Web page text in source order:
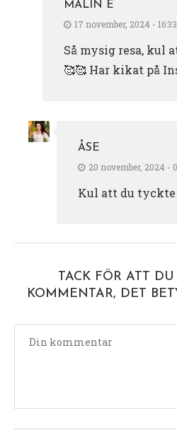
MALIN E
17 november, 2024 - 16:33
Så mysig resa, kul
🥰🥰 Har kikat på
ÅSE
20 november, 2024 -
Kul att du tyckte
TACK FÖR ATT
KOMMENTAR, DET